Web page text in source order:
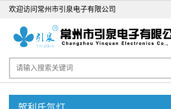
欢迎访问常州市引泉电子有限公司